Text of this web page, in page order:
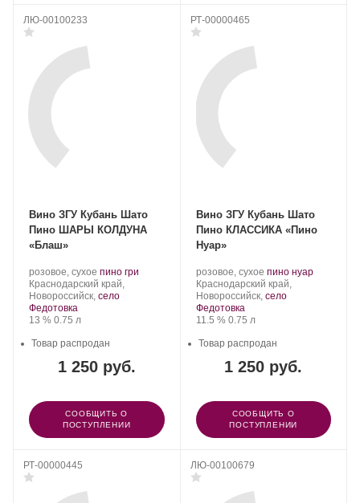
ЛЮ-00100233
Вино ЗГУ Кубань Шато
Пино ШАРЫ КОЛДУНА
«Блаш»
Производитель:
Шато
Пино.
розовое, сухое .
Сорт
винограда:
пино гри
Регион:
Краснодарский край,
Новороссийск, село
Федотовка
Крепость
13 %. Объем
0.75 л
1 250 руб.
Товар распродан
СООБЩИТЬ О
ПОСТУПЛЕНИИ
РТ-00000465
Вино ЗГУ Кубань Шато
Пино КЛАССИКА «Пино
Нуар»
Производитель:
Шато
Пино.
розовое, сухое .
Сорт
винограда:
пино нуар.
Регион:
Краснодарский край,
Новороссийск, село
Федотовка
Крепость
11.5 %. Объем
0.75 л
1 250 руб.
Товар распродан
СООБЩИТЬ О
ПОСТУПЛЕНИИ
РТ-00000445 ЛЮ-00100679